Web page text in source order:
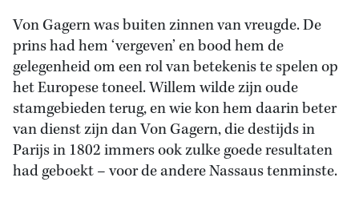
Von Gagern was buiten zinnen van vreugde. De
prins had hem ‘vergeven’ en bood hem de
gelegenheid om een rol van betekenis te spelen op
het Europese toneel. Willem wilde zijn oude
stamgebieden terug, en wie kon hem daarin beter
van dienst zijn dan Von Gagern, die destijds in
Parijs in 1802 immers ook zulke goede resultaten
had geboekt – voor de andere Nassaus tenminste.